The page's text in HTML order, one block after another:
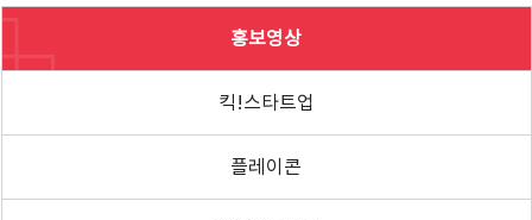
홍보영상
킥!스타트업
플레이콘